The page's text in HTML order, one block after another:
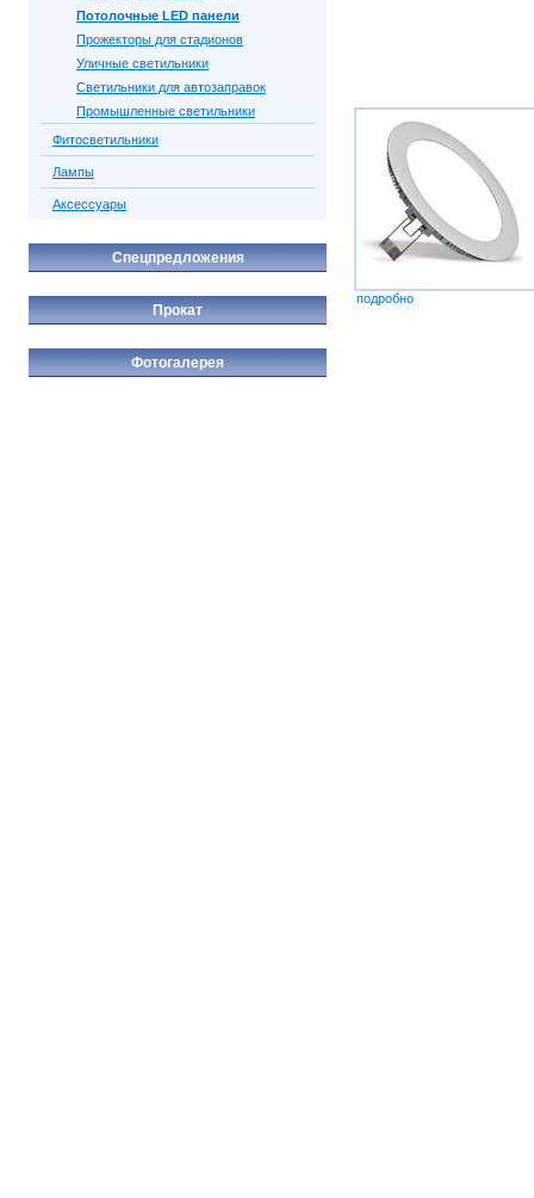
подробно
Потолочные LED панели
Прожекторы для стадионов
Уличные светильники
Светильники для автозаправок
Промышленные светильники
Фитосветильники
Лампы
Аксессуары
Спецпредложения
Прокат
Фотогалерея